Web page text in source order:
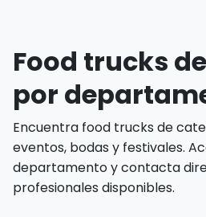
Food trucks
por
Encuentra food trucks de
eventos, bodas y festivales.
departamento y contacta
profesionales disponibles.